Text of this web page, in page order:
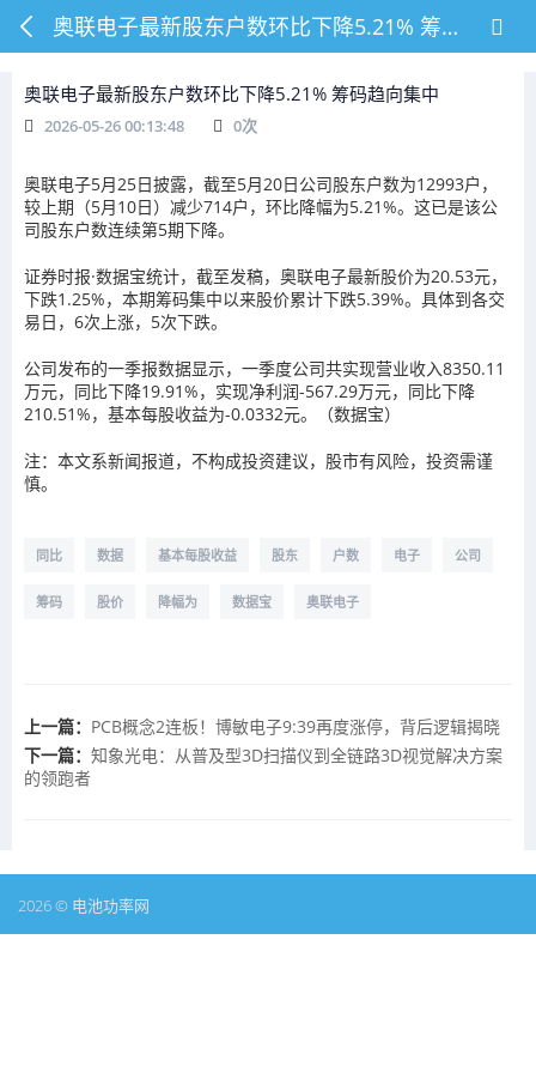
奥联电子最新股东户数环比下降5.21% 筹码趋向集中
奥联电子最新股东户数环比下降5.21% 筹码趋向集中
2026-05-26 00:13:48 0次
奥联电子5月25日披露，截至5月20日公司股东户数为12993户，
较上期（5月10日）减少714户，环比降幅为5.21%。这已是该公
司股东户数连续第5期下降。
证券时报·数据宝统计，截至发稿，奥联电子最新股价为20.53元，
下跌1.25%，本期筹码集中以来股价累计下跌5.39%。具体到各交
易日，6次上涨，5次下跌。
公司发布的一季报数据显示，一季度公司共实现营业收入8350.11
万元，同比下降19.91%，实现净利润-567.29万元，同比下降
210.51%，基本每股收益为-0.0332元。（数据宝）
注：本文系新闻报道，不构成投资建议，股市有风险，投资需谨
慎。
同比 数据 基本每股收益 股东 户数 电子 公司
筹码 股价 降幅为 数据宝 奥联电子
上一篇： PCB概念2连板！博敏电子9:39再度涨停，背后逻辑揭晓
下一篇： 知象光电：从普及型3D扫描仪到全链路3D视觉解决方案
的领跑者
2026 © 电池功率网